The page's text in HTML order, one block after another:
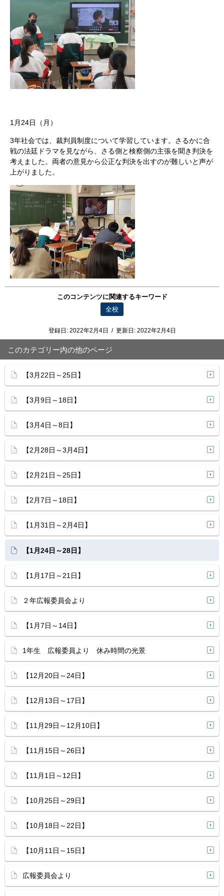
1月24日（月）
3年社会では、裁判員制度について学習しています。さるかに合
戦の法廷ドラマを見ながら、さる側と検察側の主張を聞き判決を
考えました。両者の意見から公正な判決を出すのが難しいと声が
上がりました。
このコンテンツに関連するキーワード
全校
登録日: 2022年2月4日 / 更新日: 2022年2月4日
このカテゴリー内の他のページ
【3月22日～25日】
【3月9日～18日】
【3月4日～8日】
【2月28日～3月4日】
【2月21日～25日】
【2月7日～18日】
【1月31日～2月4日】
【1月24日～28日】
【1月17日～21日】
２年広報委員会より
【1月7日～14日】
1年生 広報委員より 休み時間の光景
【12月20日～24日】
【12月13日～17日】
【11月29日～12月10日】
【11月15日～26日】
【11月1日～12日】
【10月25日～29日】
【10月18日～22日】
【10月11日～15日】
広報委員会より